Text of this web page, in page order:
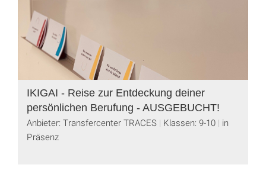
IKIGAI - Reise zur Entdeckung deiner
persönlichen Berufung - AUSGEBUCHT!
Anbieter: Transfercenter TRACES Klassen: 9-10 in
Präsenz